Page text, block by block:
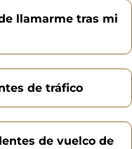
llamarme tras mi
de tráfico
de vuelco de